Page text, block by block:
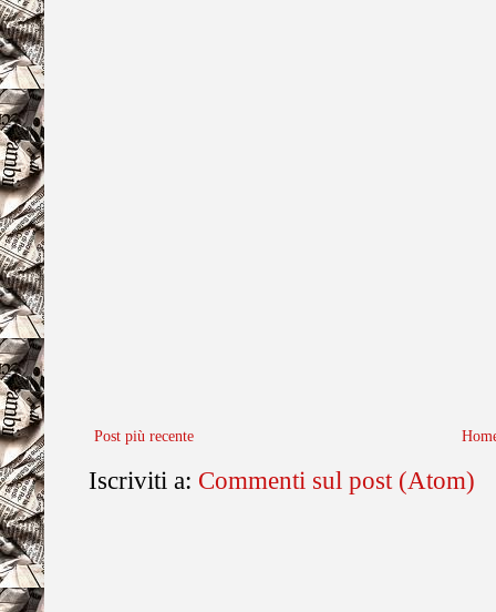
Post più recente
Iscriviti a: Commenti sul post (Atom)